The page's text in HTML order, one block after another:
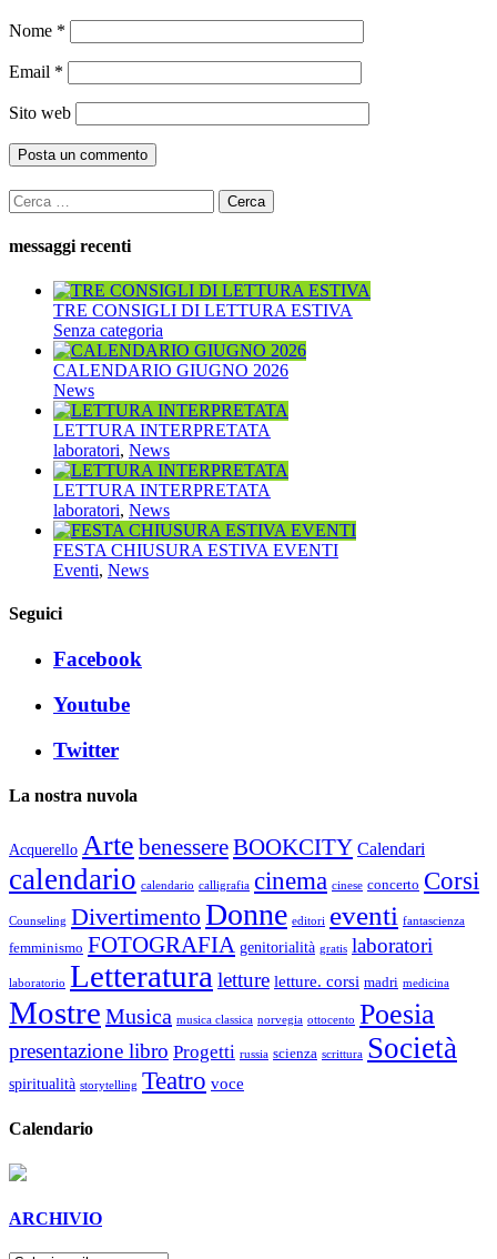
Nome *
Email *
Sito web
Ricerca
per:
messaggi recenti
TRE CONSIGLI DI LETTURA ESTIVA
Senza categoria
CALENDARIO GIUGNO 2026
News
LETTURA INTERPRETATA
laboratori, News
LETTURA INTERPRETATA
laboratori, News
FESTA CHIUSURA ESTIVA EVENTI
Eventi, News
Seguici
Facebook
Youtube
Twitter
La nostra nuvola
Acquerello Arte benessereBOOKCITY Calendari
calendario calendario calligrafia cinema cinese concerto Corsi
Counseling DivertimentoDonne editori eventi fantascienza
femminismo FOTOGRAFIA genitorialità gratis laboratori
laboratorio Letteratura letture letture. corsi madri medicina
Mostre Musica musica classica norvegia ottocento Poesia
presentazione libro Progetti russia scienza scrittura Società
spiritualità storytelling Teatro voce
Calendario
ARCHIVIO